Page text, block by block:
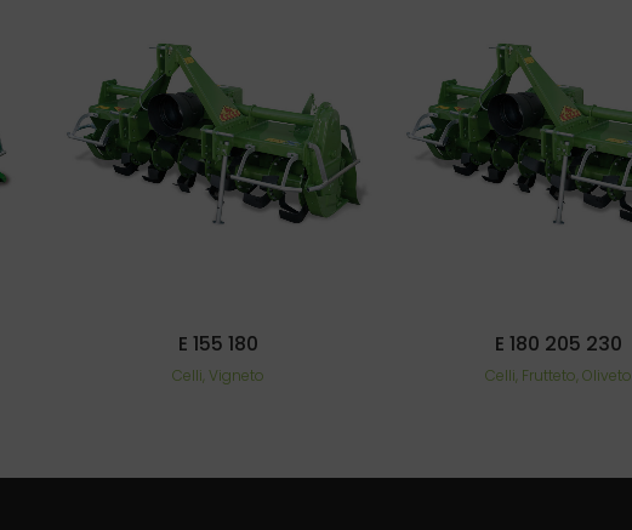
VIEW
E 155 180
Celli, Vigneto
VIEW
E 180 205 230
Celli, Frutteto, Oliveto